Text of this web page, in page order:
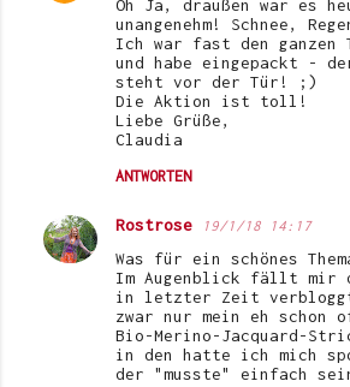
Oh Ja, draußen war es
unangenehm! Schnee,
Ich war fast den ganzen
und habe eingepackt -
steht vor der Tür! ;)
Die Aktion ist toll!
Liebe Grüße,
Claudia
ANTWORTEN
Rostrose 19/1/18 14:17
Was für ein schönes
Im Augenblick fällt mir
in letzter Zeit
zwar nur mein eh schon
Bio-Merino-Jacquard-
in den hatte ich mich
der "musste" einfach